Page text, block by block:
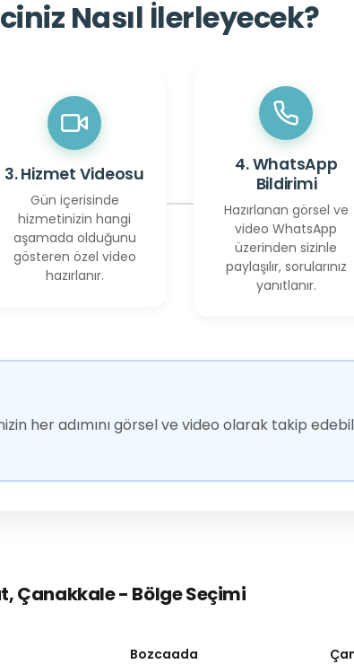
Nasıl İlerleyecek?
3. Hizmet Videosu
Gün içerisinde
hizmetinizin hangi
aşamada olduğunu
gösteren özel video
hazırlanır.
4. WhatsApp
Bildirimi
Hazırlanan görsel ve
video WhatsApp
üzerinden sizinle
paylaşılır, sorularınız
yanıtlanır.
her adımını görsel ve video olarak takip
Çanakkale - Bölge Seçimi
Bozcaada